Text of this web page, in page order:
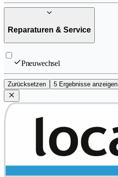
Reparaturen & Service
Pneuwechsel
Zurücksetzen 5 Ergebnisse anzeigen